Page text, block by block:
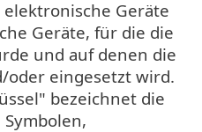
Geräte
Geräte, für die die
und auf denen die
oder eingesetzt wird.
bezeichnet die